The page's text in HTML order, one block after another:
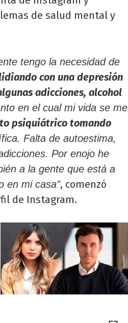
de salud mental y
tengo la necesidad de
con una depresión
adicciones, alcohol
en el cual mi vida se me
psiquiátrico tomando
Falta de autoestima,
Por enojo he
a la gente que está a
en mi casa”, comenzó
de Instagram.